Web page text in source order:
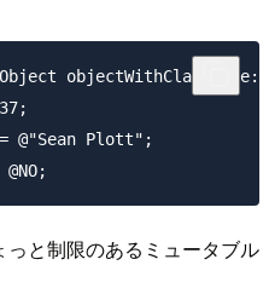
= @"Sean Plott";
と制限のあるミュータブル